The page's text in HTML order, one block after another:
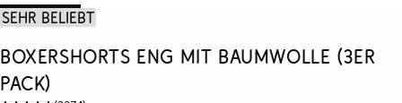
Sehr beliebt
Boxershorts eng mit Baumwolle (3er
Pack)